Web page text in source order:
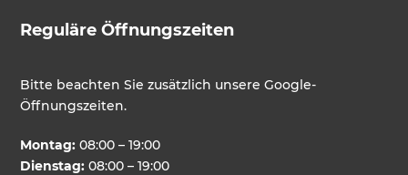
Reguläre Öffnungszeiten
Bitte beachten Sie zusätzlich unsere Google-
Öffnungszeiten.
Montag: 08:00 – 19:00
Dienstag: 08:00 – 19:00